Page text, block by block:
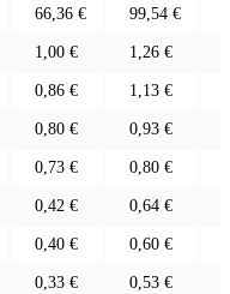
66,36 € 99,54 €
1,00 € 1,26 €
0,86 € 1,13 €
0,80 € 0,93 €
0,73 € 0,80 €
0,42 € 0,64 €
0,40 € 0,60 €
0,33 € 0,53 €